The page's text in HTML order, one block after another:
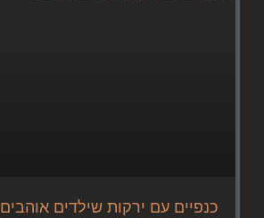
כנפיים עם ירקות שילדים אוהבים